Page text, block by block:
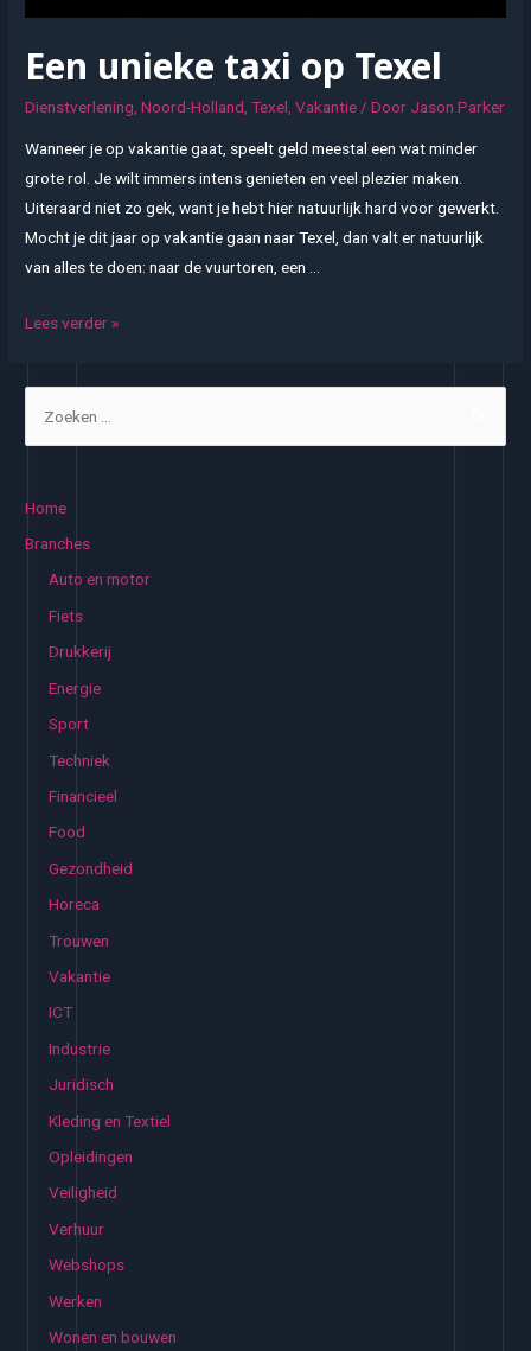
Een unieke taxi op Texel
Dienstverlening ,Noord-Holland ,Texel ,Vakantie / Door Jason Parker
Wanneer je op vakantie gaat, speelt geld meestal een wat minder
grote rol. Je wilt immers intens genieten en veel plezier maken.
Uiteraard niet zo gek, want je hebt hier natuurlijk hard voor gewerkt.
Mocht je dit jaar op vakantie gaan naar Texel, dan valt er natuurlijk
van alles te doen: naar de vuurtoren, een …
Een
Texel
Lees verder »
Home
Branches
Auto en motor
Fiets
Drukkerij
Energie
Sport
Techniek
Financieel
Food
Gezondheid
Horeca
Trouwen
Vakantie
ICT
Industrie
Juridisch
Kleding en Textiel
Opleidingen
Veiligheid
Verhuur
Webshops
Werken
Wonen en bouwen